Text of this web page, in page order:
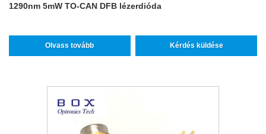
1290nm 5mW TO-CAN DFB lézerdióda
Olvass tovább Kérdés küldése